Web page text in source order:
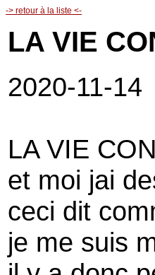
-> retour à la liste <-
LA VIE
2020-11-14
LA VIE
et moi jai
ceci dit
je me suis